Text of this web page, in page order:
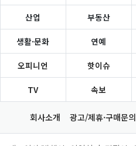
산업 부동산
생활·문화 연예
오피니언 핫이슈
TV 속보
회사소개 광고/제휴·구매문의